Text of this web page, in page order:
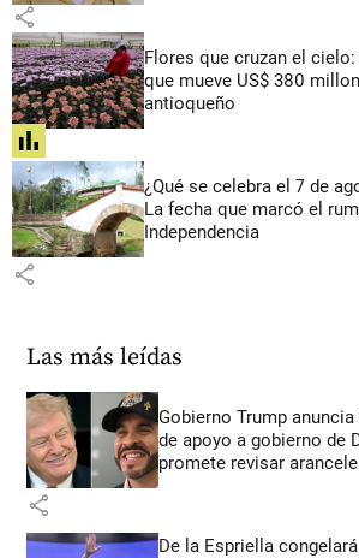
share
Flores que cruzan el
que mueve US$ 380
antioqueño
share
¿Qué se celebra el 7 de
La fecha que marcó el
Independencia
share
Las más leídas
Gobierno Trump
de apoyo a gobierno de
promete revisar
share
De la Espriella